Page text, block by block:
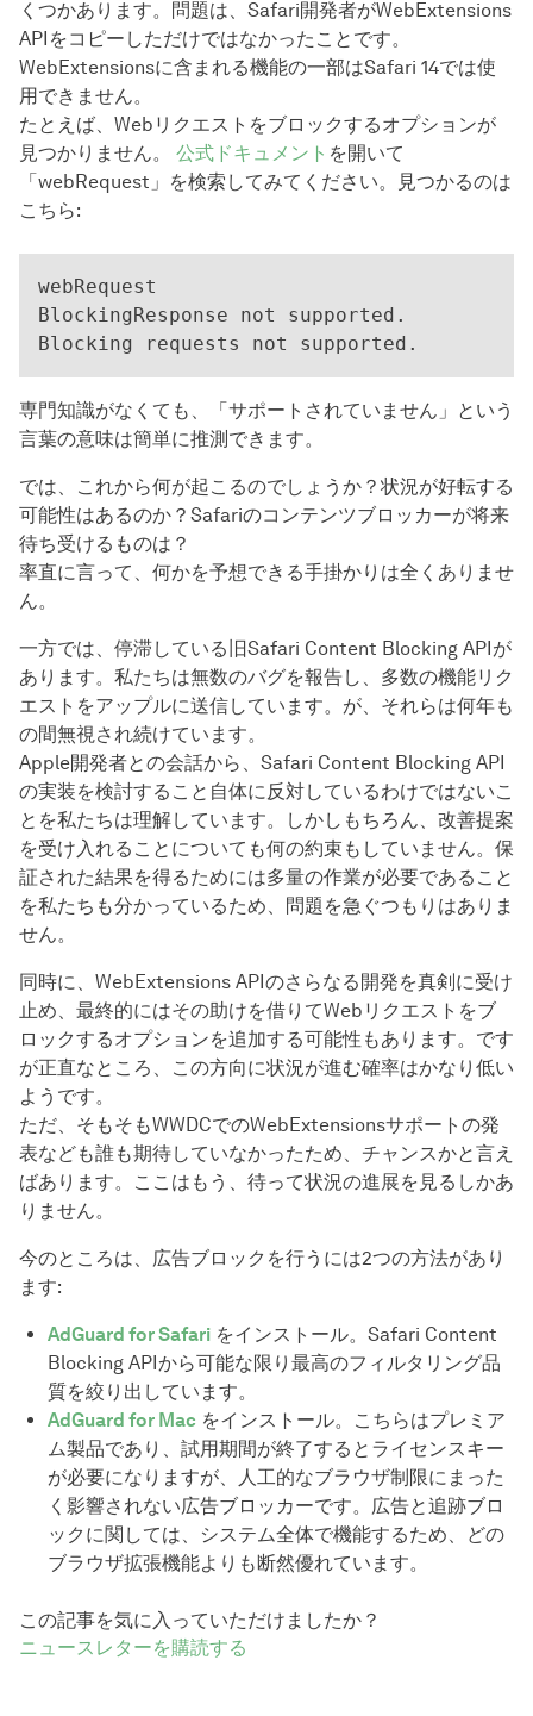
くつかあります。問題は、Safari開発者がWebExtensions
APIをコピーしただけではなかったことです。
WebExtensionsに含まれる機能の一部はSafari 14では使
用できません。
たとえば、Webリクエストをブロックするオプションが
見つかりません。 公式ドキュメント を開いて
「webRequest」を検索してみてください。見つかるのは
こちら:
webRequest
BlockingResponse not supported.
専門知識がなくても、「サポートされていません」という
言葉の意味は簡単に推測できます。
では、これから何が起こるのでしょうか？状況が好転する
可能性はあるのか？Safariのコンテンツブロッカーが将来
待ち受けるものは？
率直に言って、何かを予想できる手掛かりは全くありませ
ん。
一方では、停滞している旧Safari Content Blocking APIが
あります。私たちは無数のバグを報告し、多数の機能リク
エストをアップルに送信しています。が、それらは何年も
の間無視され続けています。
Apple開発者との会話から、Safari Content Blocking API
の実装を検討すること自体に反対しているわけではないこ
とを私たちは理解しています。しかしもちろん、改善提案
を受け入れることについても何の約束もしていません。保
証された結果を得るためには多量の作業が必要であること
を私たちも分かっているため、問題を急ぐつもりはありま
せん。
同時に、WebExtensions APIのさらなる開発を真剣に受け
止め、最終的にはその助けを借りてWebリクエストをブ
ロックするオプションを追加する可能性もあります。です
が正直なところ、この方向に状況が進む確率はかなり低い
ようです。
ただ、そもそもWWDCでのWebExtensionsサポートの発
表なども誰も期待していなかったため、チャンスかと言え
ばあります。ここはもう、待って状況の進展を見るしかあ
りません。
今のところは、広告ブロックを行うには2つの方法があり
ます:
AdGuard for Safari をインストール。Safari Content
Blocking APIから可能な限り最高のフィルタリング品
質を絞り出しています。
AdGuard for Mac をインストール。こちらはプレミア
ム製品であり、試用期間が終了するとライセンスキー
が必要になりますが、人工的なブラウザ制限にまった
く影響されない広告ブロッカーです。広告と追跡ブロ
ックに関しては、システム全体で機能するため、どの
ブラウザ拡張機能よりも断然優れています。
この記事を気に入っていただけましたか？
ニュースレターを購読する